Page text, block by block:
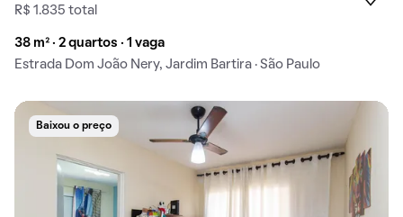
R$ 1.835 total
38 m² · 2 quartos · 1 vaga
Estrada Dom João Nery, Jardim Bartira · São Paulo
Baixou o preço